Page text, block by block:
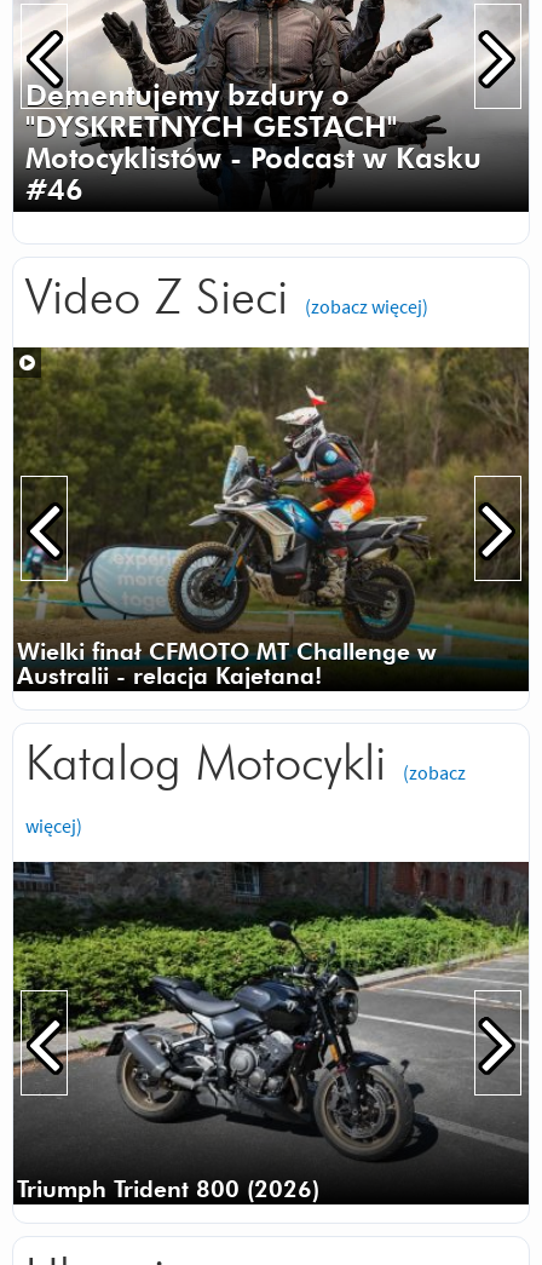
Dementujemy bzdury o
"DYSKRETNYCH GESTACH"
Motocyklistów - Podcast w Kasku
#46
Video Z Sieci (zobacz więcej)
Wielki finał CFMOTO MT Challenge w
Australii - relacja Kajetana!
Katalog Motocykli (zobacz
więcej)
Triumph Trident 800 (2026)
Triumph Trident 800 (2026)